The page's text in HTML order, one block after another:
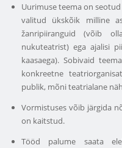
Uurimuse teema on
valitud ükskõik milline
žanripiiranguid (võib
nukuteatrist) ega ajalisi
kaasaega). Sobivaid
konkreetne
publik, mõni teatrialane
Vormistuses võib järgida
on kaitstud.
Tööd palume saata